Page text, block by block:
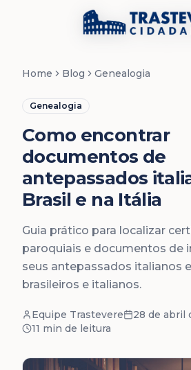
Home Blog Genealogia
Genealogia
Como encontrar
documentos de
antepassados
Brasil e na Itália
Guia prático para localizar
paroquiais e documentos de
seus antepassados italianos
brasileiros e italianos.
Equipe Trastevere
28 de abril
11 min de leitura